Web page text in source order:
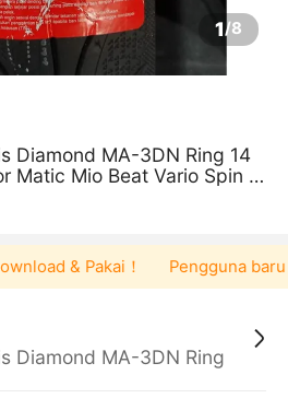
1/8
Diamond MA-3DN Ring 14
Matic Mio Beat Vario Spin S
Tubles
& Pakai！ Pengguna
Diamond MA-3DN Ring